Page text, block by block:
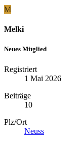
M
Melki
Neues Mitglied
Registriert
1 Mai 2026
Beiträge
10
Plz/Ort
Neuss